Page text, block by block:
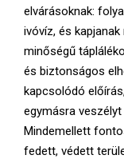
elvárásoknak:
ivóvíz, és
minőségű
és biztonságos
kapcsolódó
egymásra
Mindemellett
fedett, védett